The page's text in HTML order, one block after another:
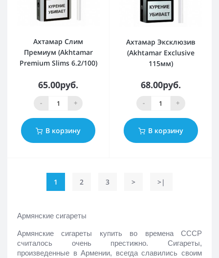
Ахтамар Слим
Премиум (Akhtamar
Premium Slims 6.2/100)
65.00руб.
- +
В корзину
Ахтамар Эксклюзив
(Akhtamar Exclusive
115мм)
68.00руб.
- +
В корзину
1 2 3 > >|
Армянские сигареты
Армянские сигареты купить во времена СССР
считалось очень престижно. Сигареты,
произведенные в Армении, всегда славились своим